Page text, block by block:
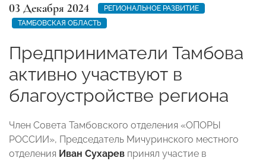
03 Декабря 2024
РЕГИОНАЛЬНОЕ РАЗВИТИЕ
ТАМБОВСКАЯ ОБЛАСТЬ
Предприниматели Тамбова
активно участвуют в
благоустройстве региона
Член Совета Тамбовского отделения «ОПОРЫ
РОССИИ», Председатель Мичуринского местного
отделения Иван Сухарев принял участие в